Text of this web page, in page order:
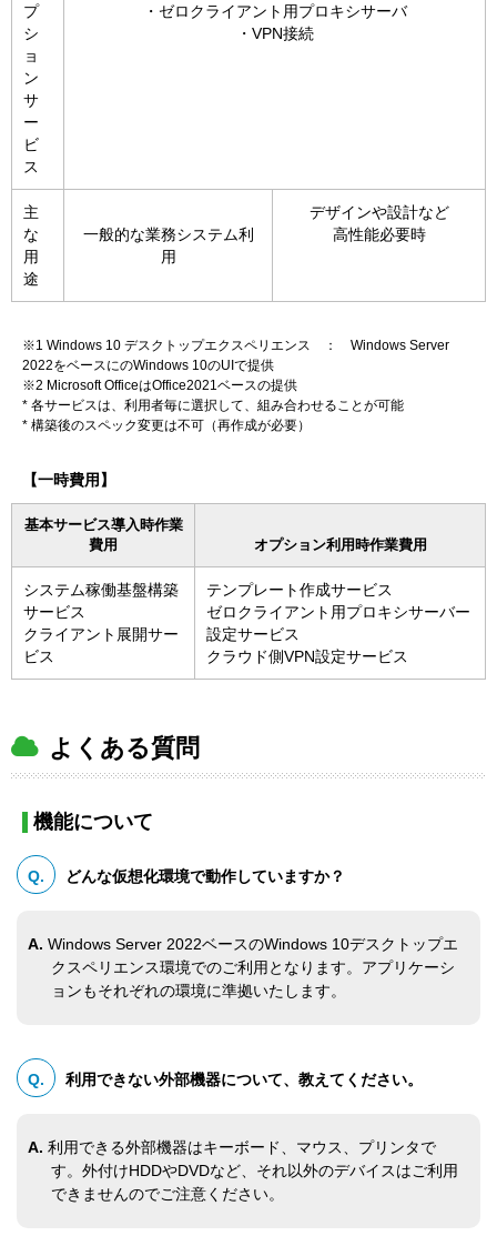
プ
シ
ョ
ン
サ
ー
ビ
ス
・ゼロクライアント用プロキシサーバ
・VPN接続
主
な
用
途
一般的な業務システム利
用
デザインや設計など
高性能必要時
※1 Windows 10 デスクトップエクスペリエンス ： Windows Server
2022をベースにのWindows 10のUIで提供
※2 Microsoft OfficeはOffice2021ベースの提供
* 各サービスは、利用者毎に選択して、組み合わせることが可能
* 構築後のスペック変更は不可（再作成が必要）
【一時費用】
基本サービス導入時作業
費用
オプション利用時作業費用
システム稼働基盤構築
サービス
クライアント展開サー
ビス
テンプレート作成サービス
ゼロクライアント用プロキシサーバー
設定サービス
クラウド側VPN設定サービス
よくある質問
機能について
Q. どんな仮想化環境で動作していますか？
A. Windows Server 2022ベースのWindows 10デスクトップエ
クスペリエンス環境でのご利用となります。アプリケーシ
ョンもそれぞれの環境に準拠いたします。
Q. 利用できない外部機器について、教えてください。
A. 利用できる外部機器はキーボード、マウス、プリンタで
す。外付けHDDやDVDなど、それ以外のデバイスはご利用
できませんのでご注意ください。